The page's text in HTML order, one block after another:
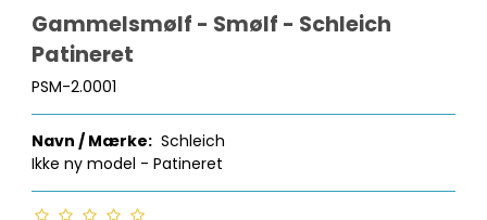
Gammelsmølf - Smølf - Schleich
Patineret
PSM-2.0001
Navn / Mærke: Schleich
Ikke ny model - Patineret